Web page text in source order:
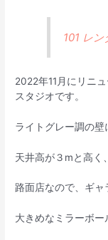
101 レ
2022年11月にリニ
スタジオです。
ライトグレー調の壁
天井高が３mと高く
路面店なので、ギャ
大きめなミラーボー